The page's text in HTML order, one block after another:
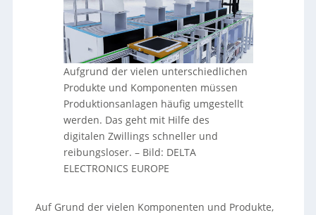
Aufgrund der vielen unterschiedlichen
Produkte und Komponenten müssen
Produktionsanlagen häufig umgestellt
werden. Das geht mit Hilfe des
digitalen Zwillings schneller und
reibungsloser. – Bild: DELTA
ELECTRONICS EUROPE
Auf Grund der vielen Komponenten und Produkte,